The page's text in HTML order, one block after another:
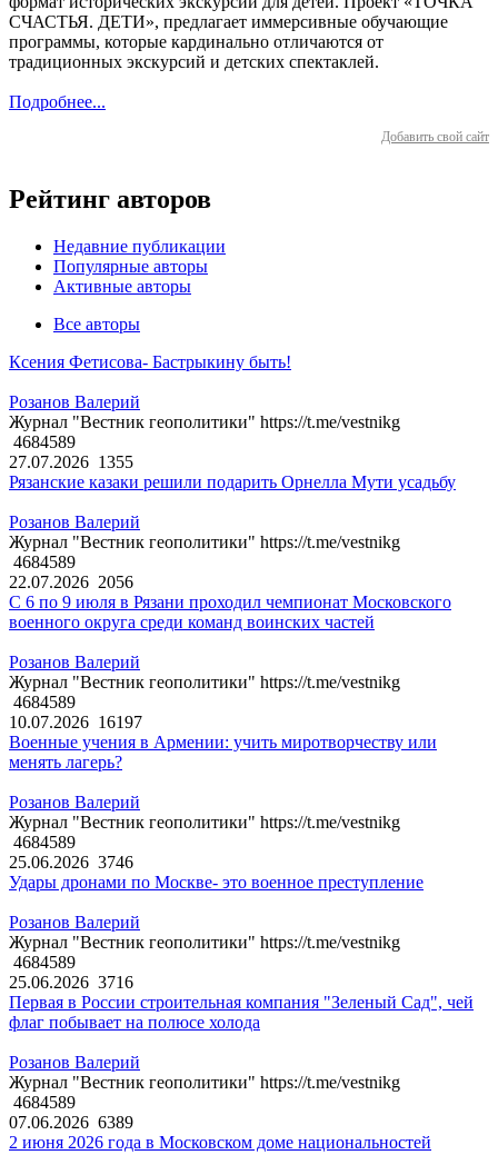
СЧАСТЬЯ. ДЕТИ», предлагает иммерсивные обучающие
программы, которые кардинально отличаются от
традиционных экскурсий и детских спектаклей.
Подробнее...
Добавить свой сайт
Рейтинг авторов
Недавние публикации
Популярные авторы
Активные авторы
Все авторы
Ксения Фетисова- Бастрыкину быть!
Розанов Валерий
Журнал "Вестник геополитики" https://t.me/vestnikg
4684589
27.07.2026 1355
Рязанские казаки решили подарить Орнелла Мути усадьбу
Розанов Валерий
Журнал "Вестник геополитики" https://t.me/vestnikg
4684589
22.07.2026 2056
С 6 по 9 июля в Рязани проходил чемпионат Московского
военного округа среди команд воинских частей
Розанов Валерий
Журнал "Вестник геополитики" https://t.me/vestnikg
4684589
10.07.2026 16197
Военные учения в Армении: учить миротворчеству или
менять лагерь?
Розанов Валерий
Журнал "Вестник геополитики" https://t.me/vestnikg
4684589
25.06.2026 3746
Удары дронами по Москве- это военное преступление
Розанов Валерий
Журнал "Вестник геополитики" https://t.me/vestnikg
4684589
25.06.2026 3716
Первая в России строительная компания "Зеленый Сад", чей
флаг побывает на полюсе холода
Розанов Валерий
Журнал "Вестник геополитики" https://t.me/vestnikg
4684589
07.06.2026 6389
2 июня 2026 года в Московском доме национальностей